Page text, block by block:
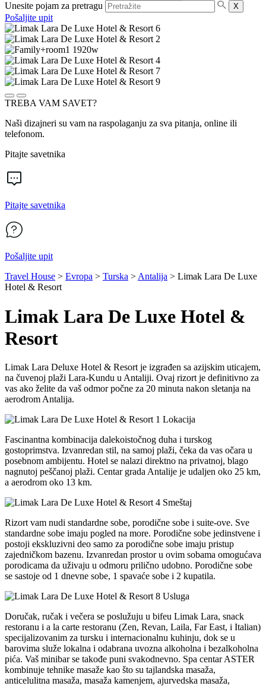
Unesite pojam za pretragu X
Pošaljite upit
TREBA VAM SAVET?
Naši dizajneri su vam na raspolaganju za sva pitanja, online ili
telefonom.
Pitajte savetnika
Pitajte savetnika
Pošaljite upit
Travel House > Evropa > Turska >Antalija > Limak Lara De Luxe
Hotel & Resort
Limak Lara De Luxe Hotel &
Resort
Limak Lara Deluxe Hotel & Resort je izgrađen sa azijskim uticajem,
na čuvenoj plaži Lara-Kundu u Antaliji. Ovaj rizort je definitivno za
vas ako želite da vaš odmor počne za 20 minuta nakon sletanja na
aerodrom Antalija.
Lokacija
Fascinantna kombinacija dalekoistočnog duha i turskog
gostoprimstva. Izvanredan stil, na samoj plaži, čeka da vas očara u
posebnom ambijentu. Hotel se nalazi direktno na privatnoj, blago
nagnutoj peščanoj plaži. Centar grada Antalije je udaljen oko 25 km,
a aerodrom oko 13 km.
Smeštaj
Rizort vam nudi standardne sobe, porodične sobe i suite-ove. Sve
standardne sobe imaju pogled na more. Porodične sobe jedinstvene i
postoji ekskluzivni deo samo za porodične sobe imaju pristup
zajedničkom bazenu. Izvanredan prostor u ovim sobama omogućava
porodicama da uživaju u odmoru prilično udobno. Porodične sobe
se sastoje od 1 dnevne sobe, 1 spavaće sobe i 2 kupatila.
Usluga
Doručak, ručak i večera se poslužuju u bifeu Limak Lara, snack
restoranu i a la carte restoranu (Zen, Revan, Laila, Far East, i Italian)
specijalizovanim za tursku i internacionalnu kuhinju, dok se u
barovima služe lokalna i odabrana uvozna alkoholna i bezalkoholna
pića. Vaš minibar se takođe puni svakodnevno. Spa centar ASTER
kombinuje tehnike masaže kao što su tajlandska masaža,
anticelulitna masaža, masaža kamenjem, ajurvedska masaža,